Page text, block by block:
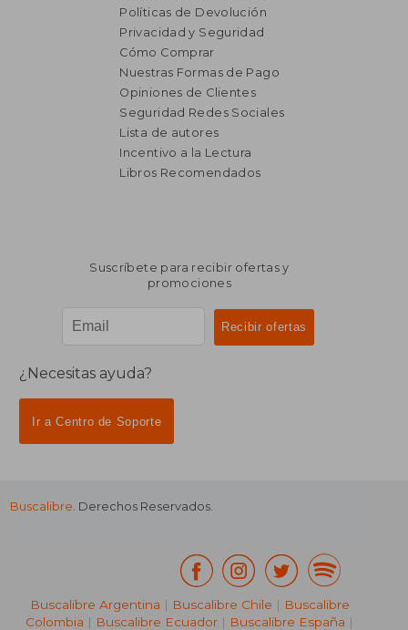
₡ 25.098
Políticas de Devolución
Privacidad y Seguridad
Cómo Comprar
Nuestras Formas de Pago
Opiniones de Clientes
Seguridad Redes Sociales
Lista de autores
Incentivo a la Lectura
Libros Recomendados
Suscríbete para recibir ofertas y
promociones
¿Necesitas ayuda?
Ir a Centro de Soporte
Buscalibre. Derechos Reservados.
Buscalibre Argentina | Buscalibre Chile | Buscalibre
Colombia | Buscalibre Ecuador | Buscalibre España |